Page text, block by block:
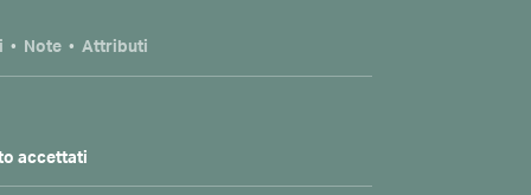
Note Attributi
accettati